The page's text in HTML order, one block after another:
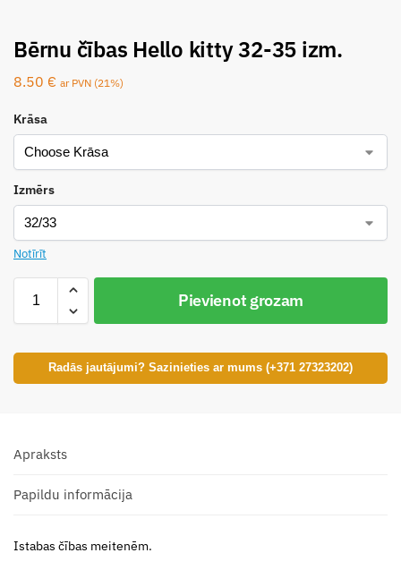
Bērnu čības Hello kitty 32-35 izm.
8.50 € ar PVN (21%)
Krāsa
Izmērs
Notīrīt
Pievienot grozam
Radās jautājumi? Sazinieties ar mums (+371 27323202)
Apraksts
Papildu informācija
Istabas čības meitenēm.